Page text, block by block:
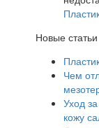
Новые статьи
Чем
Уход
кожу